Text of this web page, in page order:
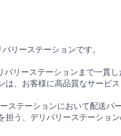
リーステーションです。
リーステーションまで一貫
、お客様に高品質なサービ
ステーションにおいて配送パ
担う、デリバリーステーショ